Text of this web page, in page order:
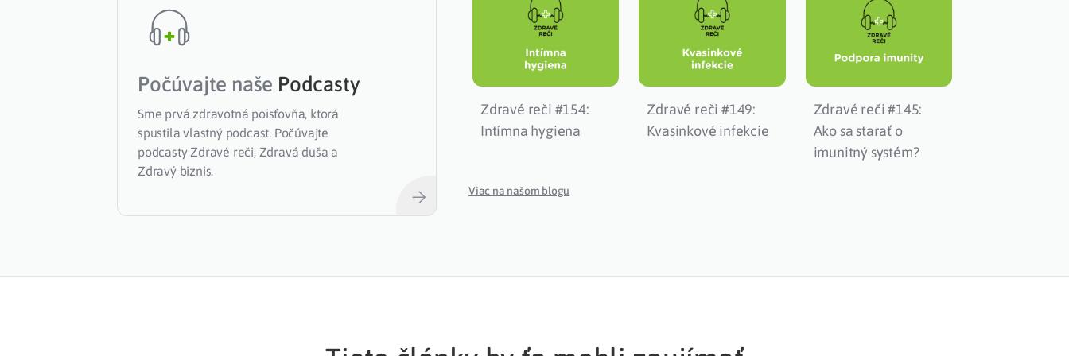
Počúvajte naše Podcasty
Sme prvá zdravotná poisťovňa, ktorá
spustila vlastný podcast. Počúvajte
podcasty Zdravé reči, Zdravá duša a
Zdravý biznis.
Zdravé reči #154:
Intímna hygiena
Zdravé reči #149:
Kvasinkové infekcie
Zdravé reči #145:
Ako sa starať o
imunitný systém?
Viac na našom blogu